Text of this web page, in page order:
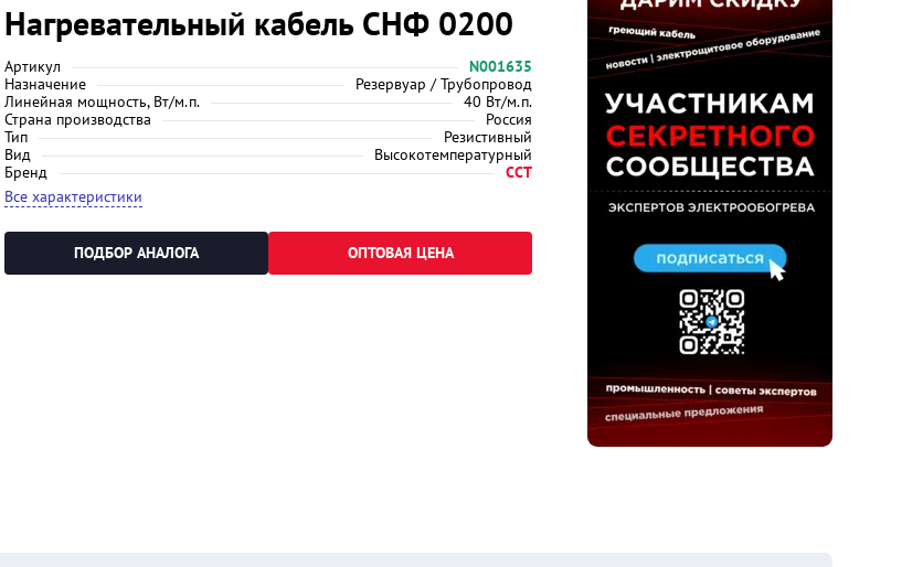
Нагревательный кабель СНФ 0200
Артикул
N001635
Назначение
Резервуар / Трубопровод
Линейная мощность, Вт/м.п.
40 Вт/м.п.
Страна производства
Россия
Тип
Резистивный
Вид
Высокотемпературный
Бренд
ССТ
Все характеристики
ПОДБОР АНАЛОГА ОПТОВАЯ ЦЕНА